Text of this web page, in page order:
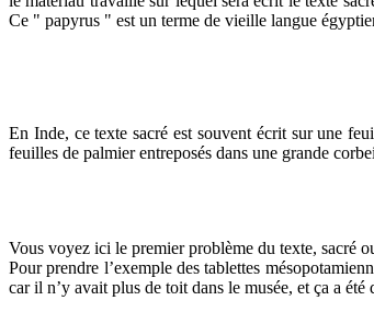
Ce " papyrus " est un terme de vieille langue
En Inde, ce texte sacré est souvent écrit sur une
feuilles de palmier entreposés dans une grande
Vous voyez ici le premier problème du texte, sacré
Pour prendre l’exemple des tablettes
car il n’y avait plus de toit dans le musée, et ça a